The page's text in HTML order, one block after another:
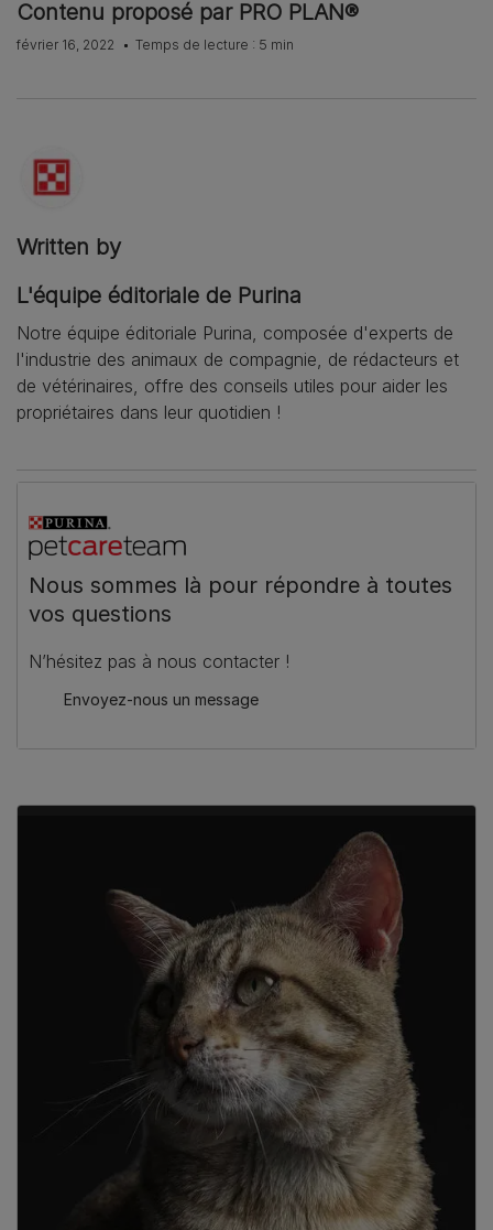
Contenu proposé par PRO PLAN®
février 16, 2022 Temps de lecture : 5 min
Written by
L'équipe éditoriale de Purina
Notre équipe éditoriale Purina, composée d'experts de
l'industrie des animaux de compagnie, de rédacteurs et
de vétérinaires, offre des conseils utiles pour aider les
propriétaires dans leur quotidien !
Nous sommes là pour répondre à toutes
vos questions
N’hésitez pas à nous contacter !
Envoyez-nous un message